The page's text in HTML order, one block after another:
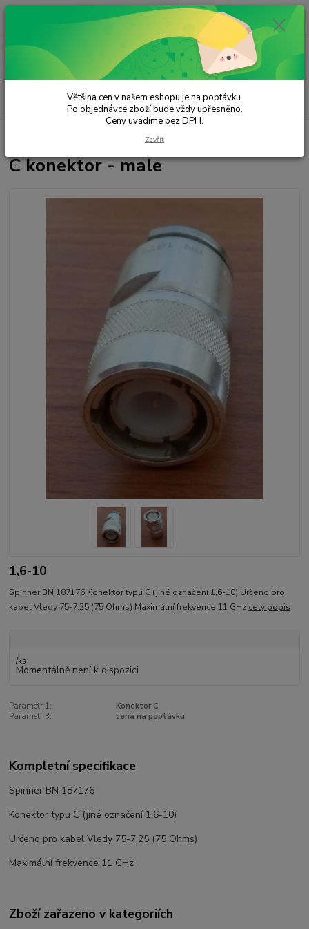
ks
za 0,00 Kč
C konektor - male
C konektor - male
1,6-10
Spinner BN 187176 Konektor typu C (jiné označení 1,6-10) Určeno pro
kabel Vledy 75-7,25 (75 Ohms) Maximální frekvence 11 GHz celý popis
/ks
Momentálně není k dispozici
Parametr 1:
Konektor C
Parametr 3:
cena na poptávku
Kompletní specifikace
Spinner BN 187176
Konektor typu C (jiné označení 1,6-10)
Určeno pro kabel Vledy 75-7,25 (75 Ohms)
Maximální frekvence 11 GHz
Zboží zařazeno v kategoriích
Většina cen v našem eshopu je na poptávku.
Po objednávce zboží bude vždy upřesněno.
Ceny uvádíme bez DPH.
Zavřít